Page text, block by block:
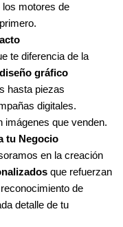
los motores de
te diferencia de la
diseño gráfico
hasta piezas
digitales.
imágenes que venden.
tu Negocio
en la creación
que refuerzan
de
detalle de tu